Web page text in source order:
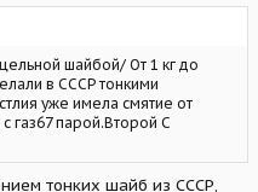
шайбой/ От 1 кг до
в СССР тонкими
уже имела смятие от
газ67 парой.Второй С
тонких шайб из СССР,